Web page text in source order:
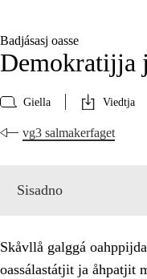
Badjásasj oasse
Demokratijja
Giella Viedtja
vg3 salmakerfaget
Sisadno
Skåvllå galggá
oassálastátjit ja åhpatjit